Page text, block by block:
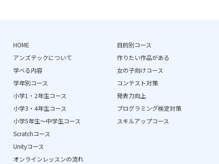
HOME
アンズテックについて
学べる内容
学年別コース
小学1・2年生コース
小学3・4年生コース
小学5年生〜中学生コース
Scratchコース
Unityコース
オンラインレッスンの流れ
目的別コース
作りたい作品がある
女の子向けコース
コンテスト対策
発表力向上
プログラミング検定対策
スキルアップコース